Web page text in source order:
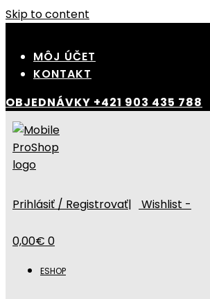
Skip to content
MÔJ ÚČET
KONTAKT
OBJEDNÁVKY +421 903 435 788
Prihlásiť / Registrovať| Wishlist -
0,00€ 0
ESHOP